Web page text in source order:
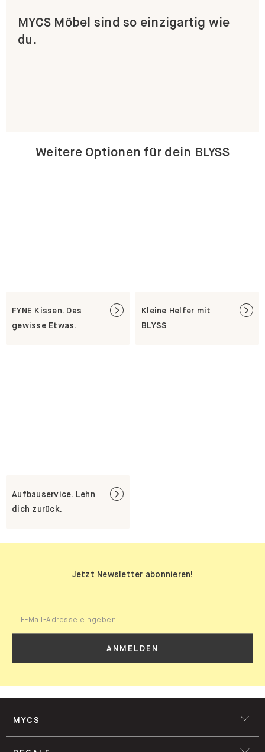
MYCS Möbel sind so einzigartig wie
du.
Weitere Optionen für dein BLYSS
FYNE Kissen. Das
gewisse Etwas.
Kleine Helfer mit
BLYSS
Aufbauservice. Lehn
dich zurück.
Jetzt Newsletter abonnieren!
ANMELDEN
MYCS